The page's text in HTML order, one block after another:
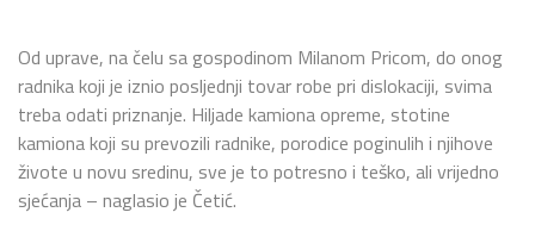
Od uprave, na čelu sa gospodinom Milanom Pricom, do onog
radnika koji je iznio posljednji tovar robe pri dislokaciji, svima
treba odati priznanje. Hiljade kamiona opreme, stotine
kamiona koji su prevozili radnike, porodice poginulih i njihove
živote u novu sredinu, sve je to potresno i teško, ali vrijedno
sjećanja – naglasio je Četić.